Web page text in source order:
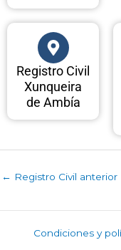
Registro Civil
Xunqueira
de Ambía
← Registro Civil anterior
Condiciones y